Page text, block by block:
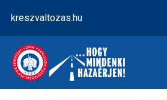
content
kreszvaltozas.hu